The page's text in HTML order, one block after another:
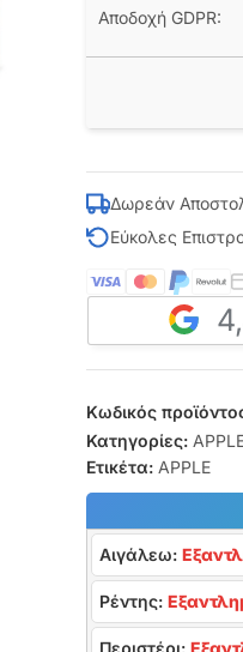
Αποδοχή GDPR:
Δωρεάν
Εύκολες
Κωδικός
Κατηγορίες:
Ετικέτα: APPLE
Αιγάλεω:
Ρέντης:
Περιστέρι: